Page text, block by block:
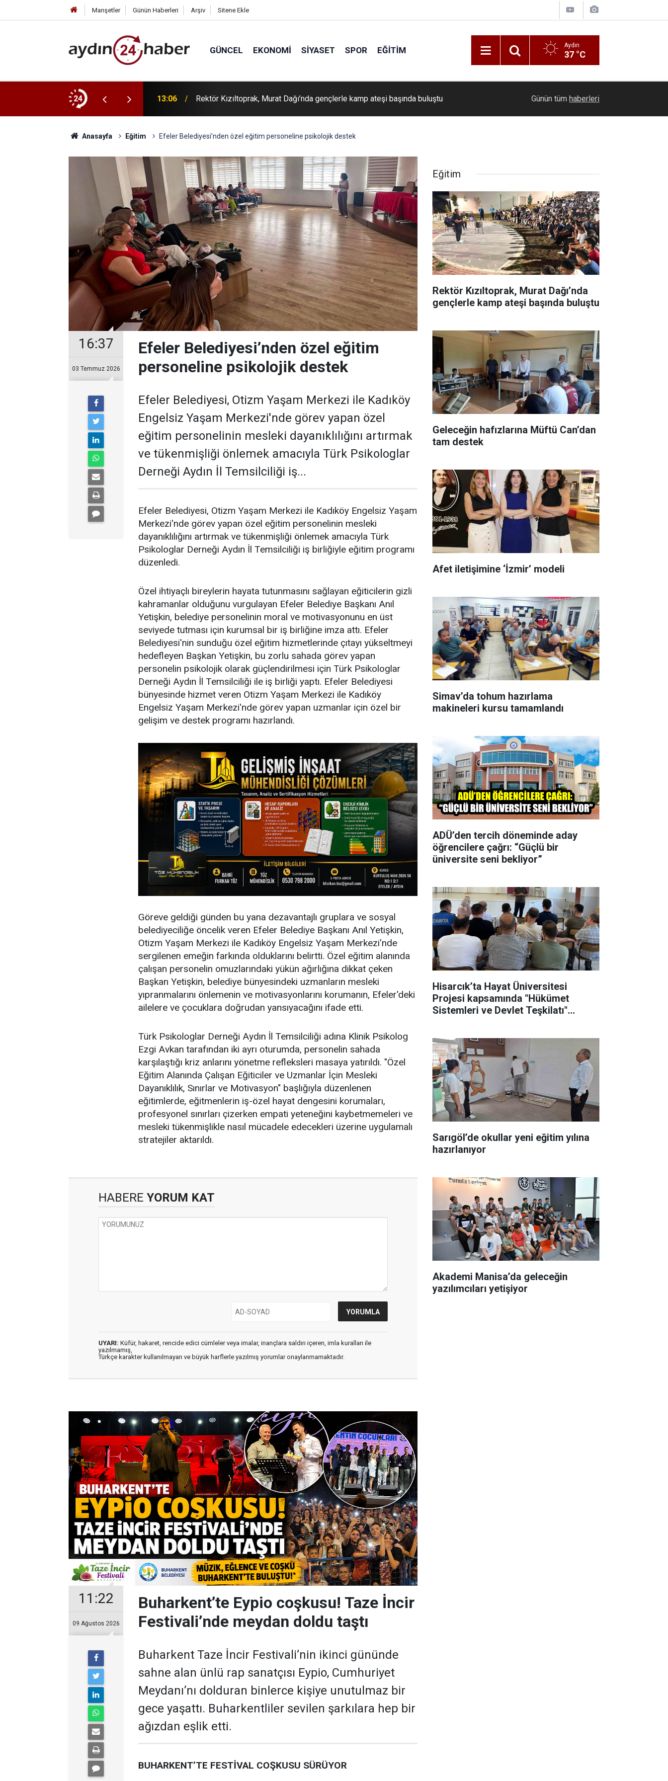
Manşetler Günün Haberleri Arşiv Sitene Ekle
GÜNCEL EKONOMI SIYASET SPOR EĞITIM Aydın
37 °C
24
kutlu, yeni yolun açık olsun İsmail
13:06 Rektör Kızıltoprak, Murat Dağı’nda gençlerle kamp ateşi başında buluştu Vali Işın’dan 9 yıl sonra karşılaştığı eski
Günün tüm haberleri
Anasayfa Eğitim Efeler Belediyesi’nden özel eğitim personeline psikolojik destek
16:37
03 Temmuz 2026
Efeler Belediyesi’nden özel eğitim
personeline psikolojik destek
Efeler Belediyesi, Otizm Yaşam Merkezi ile Kadıköy
Engelsiz Yaşam Merkezi'nde görev yapan özel
eğitim personelinin mesleki dayanıklılığını artırmak
ve tükenmişliği önlemek amacıyla Türk Psikologlar
Derneği Aydın İl Temsilciliği iş...
Efeler Belediyesi, Otizm Yaşam Merkezi ile Kadıköy Engelsiz Yaşam
Merkezi'nde görev yapan özel eğitim personelinin mesleki
dayanıklılığını artırmak ve tükenmişliği önlemek amacıyla Türk
Psikologlar Derneği Aydın İl Temsilciliği iş birliğiyle eğitim programı
düzenledi.
Özel ihtiyaçlı bireylerin hayata tutunmasını sağlayan eğiticilerin gizli
kahramanlar olduğunu vurgulayan Efeler Belediye Başkanı Anıl
Yetişkin, belediye personelinin moral ve motivasyonunu en üst
seviyede tutması için kurumsal bir iş birliğine imza attı. Efeler
Belediyesi'nin sunduğu özel eğitim hizmetlerinde çıtayı yükseltmeyi
hedefleyen Başkan Yetişkin, bu zorlu sahada görev yapan
personelin psikolojik olarak güçlendirilmesi için Türk Psikologlar
Derneği Aydın İl Temsilciliği ile iş birliği yaptı. Efeler Belediyesi
bünyesinde hizmet veren Otizm Yaşam Merkezi ile Kadıköy
Engelsiz Yaşam Merkezi'nde görev yapan uzmanlar için özel bir
gelişim ve destek programı hazırlandı.
Göreve geldiği günden bu yana dezavantajlı gruplara ve sosyal
belediyeciliğe öncelik veren Efeler Belediye Başkanı Anıl Yetişkin,
Otizm Yaşam Merkezi ile Kadıköy Engelsiz Yaşam Merkezi'nde
sergilenen emeğin farkında olduklarını belirtti. Özel eğitim alanında
çalışan personelin omuzlarındaki yükün ağırlığına dikkat çeken
Başkan Yetişkin, belediye bünyesindeki uzmanların mesleki
yıpranmalarını önlemenin ve motivasyonlarını korumanın, Efeler'deki
ailelere ve çocuklara doğrudan yansıyacağını ifade etti.
Türk Psikologlar Derneği Aydın İl Temsilciliği adına Klinik Psikolog
Ezgi Avkan tarafından iki ayrı oturumda, personelin sahada
karşılaştığı kriz anlarını yönetme refleksleri masaya yatırıldı. "Özel
Eğitim Alanında Çalışan Eğiticiler ve Uzmanlar İçin Mesleki
Dayanıklılık, Sınırlar ve Motivasyon" başlığıyla düzenlenen
eğitimlerde, eğitmenlerin iş-özel hayat dengesini korumaları,
profesyonel sınırları çizerken empati yeteneğini kaybetmemeleri ve
mesleki tükenmişlikle nasıl mücadele edecekleri üzerine uygulamalı
stratejiler aktarıldı.
HABERE YORUM KAT
UYARI: Küfür, hakaret, rencide edici cümleler veya imalar, inançlara saldırı içeren, imla kuralları ile
yazılmamış,
Türkçe karakter kullanılmayan ve büyük harflerle yazılmış yorumlar onaylanmamaktadır.
11:22
09 Ağustos 2026
Buharkent’te Eypio coşkusu! Taze İncir
Festivali’nde meydan doldu taştı
Buharkent Taze İncir Festivali’nin ikinci gününde
sahne alan ünlü rap sanatçısı Eypio, Cumhuriyet
Meydanı’nı dolduran binlerce kişiye unutulmaz bir
gece yaşattı. Buharkentliler sevilen şarkılara hep bir
ağızdan eşlik etti.
BUHARKENT’TE FESTİVAL COŞKUSU SÜRÜYOR
Eğitim
Rektör Kızıltoprak, Murat Dağı’nda
gençlerle kamp ateşi başında buluştu
Geleceğin hafızlarına Müftü Can’dan
tam destek
Afet iletişimine ‘İzmir’ modeli
Simav’da tohum hazırlama
makineleri kursu tamamlandı
ADÜ’den tercih döneminde aday
öğrencilere çağrı: “Güçlü bir
üniversite seni bekliyor”
Hisarcık’ta Hayat Üniversitesi
Projesi kapsamında "Hükümet
Sistemleri ve Devlet Teşkilatı"
Sarıgöl’de okullar yeni eğitim yılına
hazırlanıyor
Akademi Manisa’da geleceğin
yazılımcıları yetişiyor